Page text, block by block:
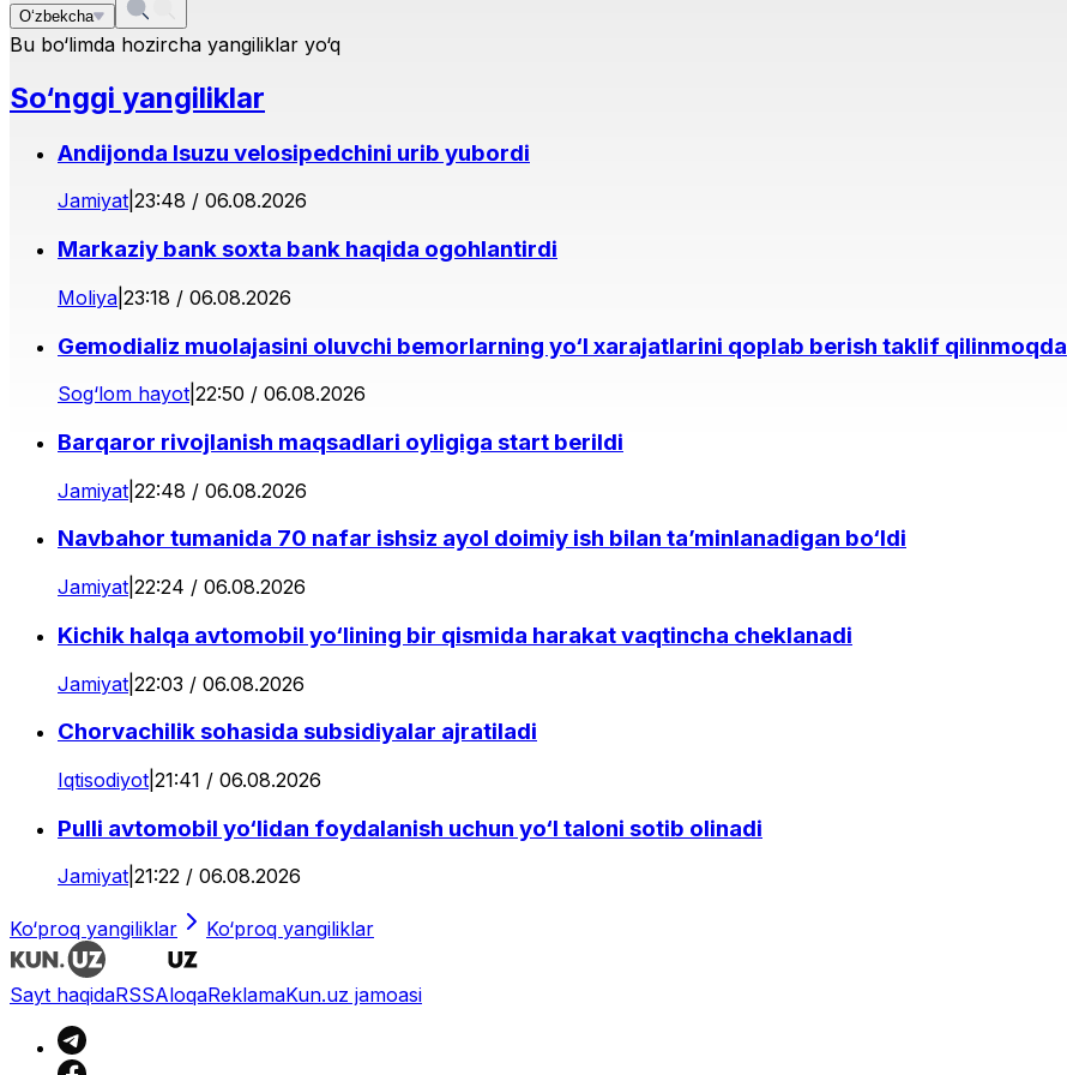
O‘zbekcha
Bu bo‘limda hozircha yangiliklar yo‘q
So‘nggi yangiliklar
Andijonda Isuzu velosipedchini urib yubordi
Jamiyat 23:48 / 06.08.2026
Markaziy bank soxta bank haqida ogohlantirdi
Moliya 23:18 / 06.08.2026
Gemodializ muolajasini oluvchi bemorlarning yo‘l xarajatlarini qoplab berish taklif qilinmoqda
Sog‘lom hayot 22:50 / 06.08.2026
Barqaror rivojlanish maqsadlari oyligiga start berildi
Jamiyat 22:48 / 06.08.2026
Navbahor tumanida 70 nafar ishsiz ayol doimiy ish bilan ta’minlanadigan bo‘ldi
Jamiyat 22:24 / 06.08.2026
Kichik halqa avtomobil yo‘lining bir qismida harakat vaqtincha cheklanadi
Jamiyat 22:03 / 06.08.2026
Chorvachilik sohasida subsidiyalar ajratiladi
Iqtisodiyot 21:41 / 06.08.2026
Pulli avtomobil yo‘lidan foydalanish uchun yo‘l taloni sotib olinadi
Jamiyat 21:22 / 06.08.2026
Ko‘proq yangiliklar Ko‘proq yangiliklar
Sayt haqidaRSSAloqaReklamaKun.uz jamoasi